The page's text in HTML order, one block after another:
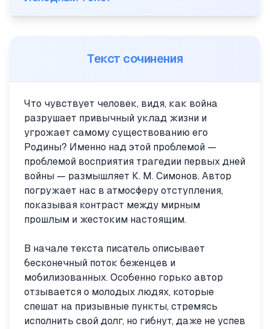
Текст сочинения
Что чувствует человек, видя, как война
разрушает привычный уклад жизни и
угрожает самому существованию его
Родины? Именно над этой проблемой —
проблемой восприятия трагедии первых дней
войны — размышляет К. М. Симонов. Автор
погружает нас в атмосферу отступления,
показывая контраст между мирным
прошлым и жестоким настоящим.
В начале текста писатель описывает
бесконечный поток беженцев и
мобилизованных. Особенно горько автор
отзывается о молодых людях, которые
спешат на призывные пункты, стремясь
исполнить свой долг, но гибнут, даже не успев